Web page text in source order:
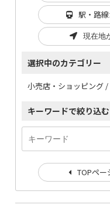
駅・路
現在地
選択中のカテゴリー
小売店・ショッピング
キーワードで絞り込む
TOPペー